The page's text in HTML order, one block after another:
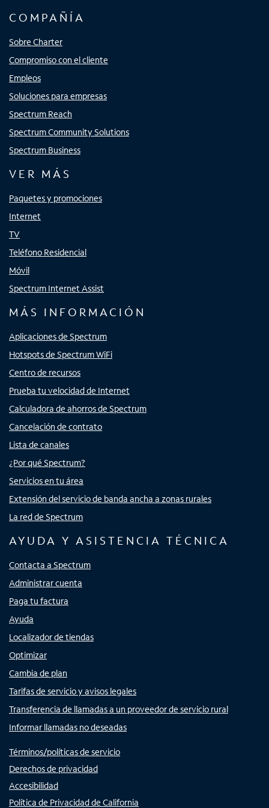
COMPAÑÍA
Sobre Charter
Compromiso con el cliente
Empleos
Soluciones para empresas
Spectrum Reach
Spectrum Community Solutions
Spectrum Business
VER MÁS
Paquetes y promociones
Internet
TV
Teléfono Residencial
Móvil
Spectrum Internet Assist
MÁS INFORMACIÓN
Aplicaciones de Spectrum
Hotspots de Spectrum WiFi
Centro de recursos
Prueba tu velocidad de Internet
Calculadora de ahorros de Spectrum
Cancelación de contrato
Lista de canales
¿Por qué Spectrum?
Servicios en tu área
Extensión del servicio de banda ancha a zonas rurales
La red de Spectrum
AYUDA Y ASISTENCIA TÉCNICA
Contacta a Spectrum
Administrar cuenta
Paga tu factura
Ayuda
Localizador de tiendas
Optimizar
Cambia de plan
Tarifas de servicio y avisos legales
Transferencia de llamadas a un proveedor de servicio rural
Informar llamadas no deseadas
Términos/políticas de servicio
Derechos de privacidad
Accesibilidad
Política de Privacidad de California